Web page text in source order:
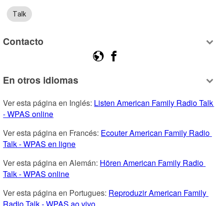
Talk
Contacto
En otros idiomas
Ver esta página en Inglés: Listen American Family Radio Talk
- WPAS online
Ver esta página en Francés: Ecouter American Family Radio
Talk - WPAS en ligne
Ver esta página en Alemán: Hören American Family Radio
Talk - WPAS online
Ver esta página en Portugues: Reproduzir American Family
Radio Talk - WPAS ao vivo